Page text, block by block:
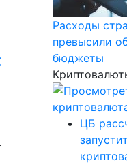
Расходы
превысили
бюджеты
ЦБ